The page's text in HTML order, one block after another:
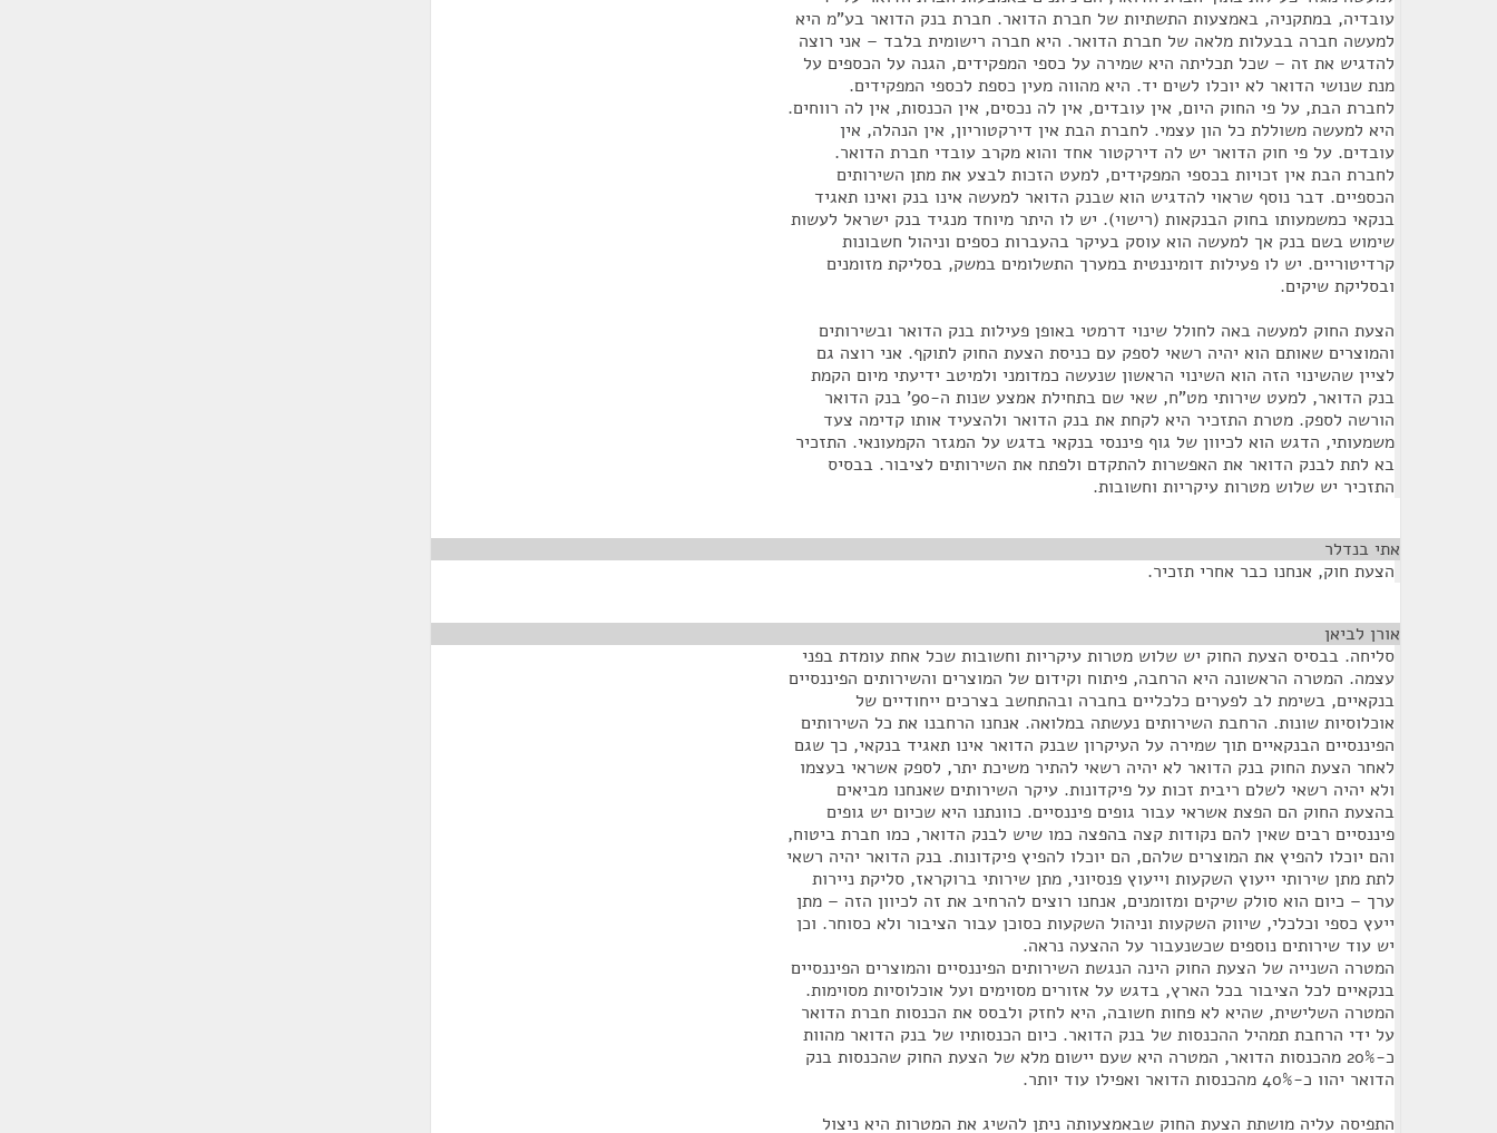
עובדיה, במתקניה, באמצעות התשתיות של חברת הדואר. חברת בנק הדואר בע"מ היא
למעשה חברה בבעלות מלאה של חברת הדואר. היא חברה רישומית בלבד – אני רוצה
להדגיש את זה – שכל תכליתה היא שמירה על כספי המפקידים, הגנה על הכספים על
מנת שנושי הדואר לא יוכלו לשים יד. היא מהווה מעין כספת לכספי המפקידים.
לחברת הבת, על פי החוק היום, אין עובדים, אין לה נכסים, אין הכנסות, אין לה רווחים.
היא למעשה משוללת כל הון עצמי. לחברת הבת אין דירקטוריון, אין הנהלה, אין
עובדים. על פי חוק הדואר יש לה דירקטור אחד והוא מקרב עובדי חברת הדואר.
לחברת הבת אין זכויות בכספי המפקידים, למעט הזכות לבצע את מתן השירותים
הכספיים. דבר נוסף שראוי להדגיש הוא שבנק הדואר למעשה אינו בנק ואינו תאגיד
בנקאי כמשמעותו בחוק הבנקאות (רישוי). יש לו היתר מיוחד מנגיד בנק ישראל לעשות
שימוש בשם בנק אך למעשה הוא עוסק בעיקר בהעברות כספים וניהול חשבונות
קרדיטוריים. יש לו פעילות דומיננטית במערך התשלומים במשק, בסליקת מזומנים
ובסליקת שיקים.
הצעת החוק למעשה באה לחולל שינוי דרמטי באופן פעילות בנק הדואר ובשירותים
והמוצרים שאותם הוא יהיה רשאי לספק עם כניסת הצעת החוק לתוקף. אני רוצה גם
לציין שהשינוי הזה הוא השינוי הראשון שנעשה כמדומני ולמיטב ידיעתי מיום הקמת
בנק הדואר, למעט שירותי מט"ח, שאי שם בתחילת אמצע שנות ה-90' בנק הדואר
הורשה לספק. מטרת התזכיר היא לקחת את בנק הדואר ולהצעיד אותו קדימה צעד
משמעותי, הדגש הוא לכיוון של גוף פיננסי בנקאי בדגש על המגזר הקמעונאי. התזכיר
בא לתת לבנק הדואר את האפשרות להתקדם ולפתח את השירותים לציבור. בבסיס
התזכיר יש שלוש מטרות עיקריות וחשובות.
אתי בנדלר
הצעת חוק, אנחנו כבר אחרי תזכיר.
אורן לביאן
סליחה. בבסיס הצעת החוק יש שלוש מטרות עיקריות וחשובות שכל אחת עומדת בפני
עצמה. המטרה הראשונה היא הרחבה, פיתוח וקידום של המוצרים והשירותים הפיננסיים
בנקאיים, בשימת לב לפערים כלכליים בחברה ובהתחשב בצרכים ייחודיים של
אוכלוסיות שונות. הרחבת השירותים נעשתה במלואה. אנחנו הרחבנו את כל השירותים
הפיננסיים הבנקאיים תוך שמירה על העיקרון שבנק הדואר אינו תאגיד בנקאי, כך שגם
לאחר הצעת החוק בנק הדואר לא יהיה רשאי להתיר משיכת יתר, לספק אשראי בעצמו
ולא יהיה רשאי לשלם ריבית זכות על פיקדונות. עיקר השירותים שאנחנו מביאים
בהצעת החוק הם הפצת אשראי עבור גופים פיננסיים. כוונתנו היא שכיום יש גופים
פיננסיים רבים שאין להם נקודות קצה בהפצה כמו שיש לבנק הדואר, כמו חברת ביטוח,
והם יוכלו להפיץ את המוצרים שלהם, הם יוכלו להפיץ פיקדונות. בנק הדואר יהיה רשאי
לתת מתן שירותי ייעוץ השקעות וייעוץ פנסיוני, מתן שירותי ברוקראז, סליקת ניירות
ערך – כיום הוא סולק שיקים ומזומנים, אנחנו רוצים להרחיב את זה לכיוון הזה – מתן
ייעץ כספי וכלכלי, שיווק השקעות וניהול השקעות כסוכן עבור הציבור ולא כסוחר. וכן
יש עוד שירותים נוספים שכשנעבור על ההצעה נראה.
המטרה השנייה של הצעת החוק הינה הנגשת השירותים הפיננסיים והמוצרים הפיננסיים
בנקאיים לכל הציבור בכל הארץ, בדגש על אזורים מסוימים ועל אוכלוסיות מסוימות.
המטרה השלישית, שהיא לא פחות חשובה, היא לחזק ולבסס את הכנסות חברת הדואר
על ידי הרחבת תמהיל ההכנסות של בנק הדואר. כיום הכנסותיו של בנק הדואר מהוות
כ-20% מהכנסות הדואר, המטרה היא שעם יישום מלא של הצעת החוק שהכנסות בנק
הדואר יהוו כ-40% מהכנסות הדואר ואפילו עוד יותר.
התפיסה עליה מושתת הצעת החוק שבאמצעותה ניתן להשיג את המטרות היא ניצול